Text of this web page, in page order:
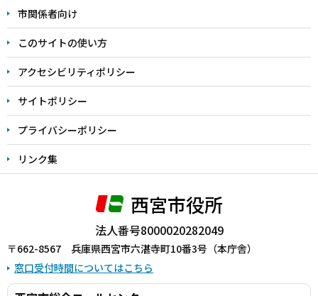
こ
ま
で
市関係者向け
このサイトの使い方
アクセシビリティポリシー
サイトポリシー
プライバシーポリシー
リンク集
西宮市役所
法人番号8000020282049
〒662-8567 兵庫県西宮市六湛寺町10番3号（本庁舎）
窓口受付時間についてはこちら